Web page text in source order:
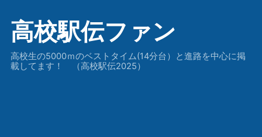
高校駅伝ファン
高校生の5000ｍのベストタイム(14分台）と進路を中心に掲
載してます！ （高校駅伝2025）